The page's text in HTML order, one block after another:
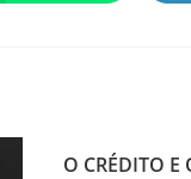
O CRÉDITO E